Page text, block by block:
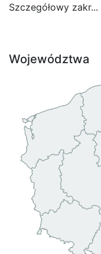
Szczegółowy zakr...
Województwa